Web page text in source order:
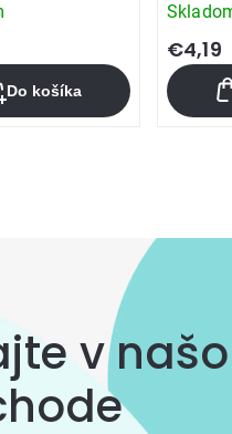
Do košíka
€4,19
prvky
výpisu
v